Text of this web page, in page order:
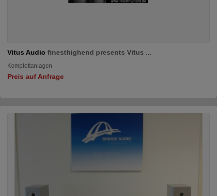
Vitus Audio finesthighend presents Vitus ...
Komplettanlagen
Preis auf Anfrage